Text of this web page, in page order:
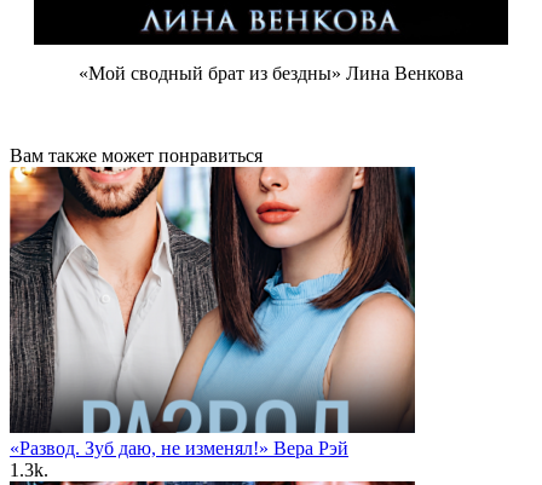
«Мой сводный брат из бездны» Лина Венкова
Вам также может понравиться
«Развод. Зуб даю, не изменял!» Вера Рэй
1.3k.